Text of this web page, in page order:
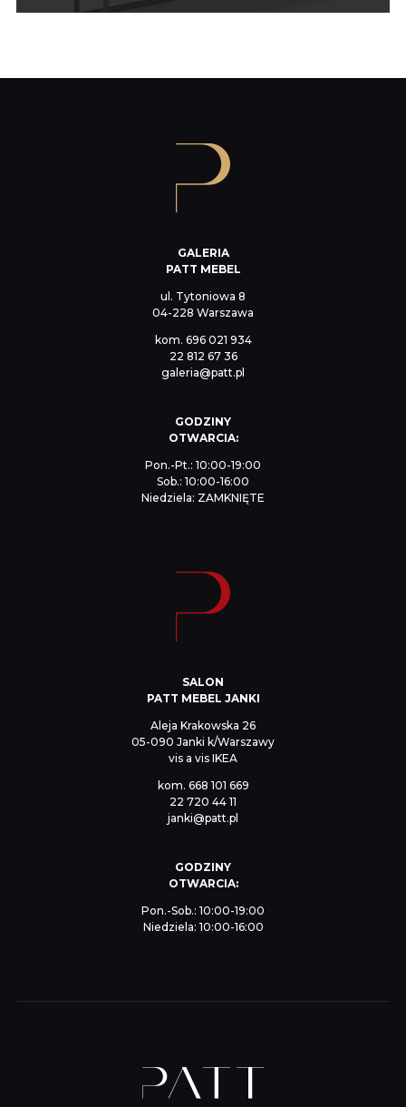
GALERIA
PATT MEBEL
ul. Tytoniowa 8
04-228 Warszawa
kom. 696 021 934
22 812 67 36
galeria@patt.pl
GODZINY
OTWARCIA:
Pon.-Pt.: 10:00-19:00
Sob.: 10:00-16:00
Niedziela: ZAMKNIĘTE
SALON
PATT MEBEL JANKI
Aleja Krakowska 26
05-090 Janki k/Warszawy
vis a vis IKEA
kom. 668 101 669
22 720 44 11
janki@patt.pl
GODZINY
OTWARCIA:
Pon.-Sob.: 10:00-19:00
Niedziela: 10:00-16:00